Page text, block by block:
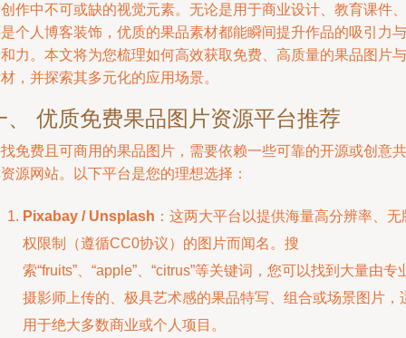
作中不可或缺的视觉元素。无论是用于商业设计、教育课件、
个人博客装饰，优质的果品素材都能瞬间提升作品的吸引力与
力。本文将为您梳理如何高效获取免费、高质量的果品图片与
，并探索其多元化的应用场景。
、 优质免费果品图片资源平台推荐
免费且可商用的果品图片，需要依赖一些可靠的开源或创意共
源网站。以下平台是您的理想选择：
Pixabay / Unsplash ：这两大平台以提供海量高分辨率、无
权限制（遵循CC0协议）的图片而闻名。搜
索“fruits”、“apple”、“citrus”等关键词，您可以找到大量由专
摄影师上传的、极具艺术感的果品特写、组合或场景图片，
用于绝大多数商业或个人项目。